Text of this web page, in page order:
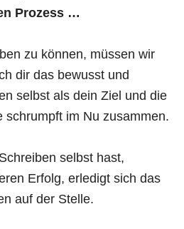
Prozess …
zu können, müssen wir
dir das bewusst und
selbst als dein Ziel und die
schrumpft im Nu zusammen.
selbst hast,
Erfolg, erledigt sich das
auf der Stelle.